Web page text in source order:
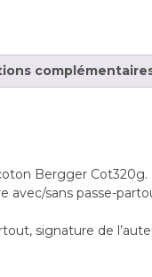
Bergger
avec/sans passe-
signature de